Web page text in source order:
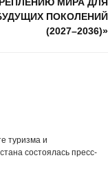
ПОКОЛЕНИЙ
(2027–2036)»
туризма и
состоялась пресс-